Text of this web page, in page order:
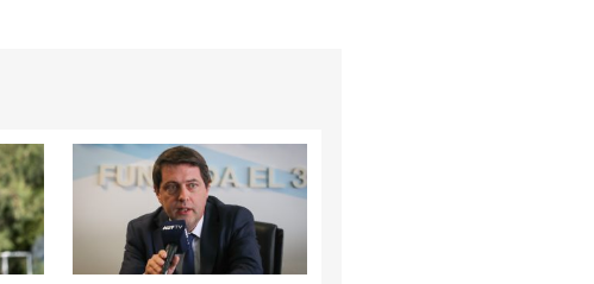
o
el
volumen.